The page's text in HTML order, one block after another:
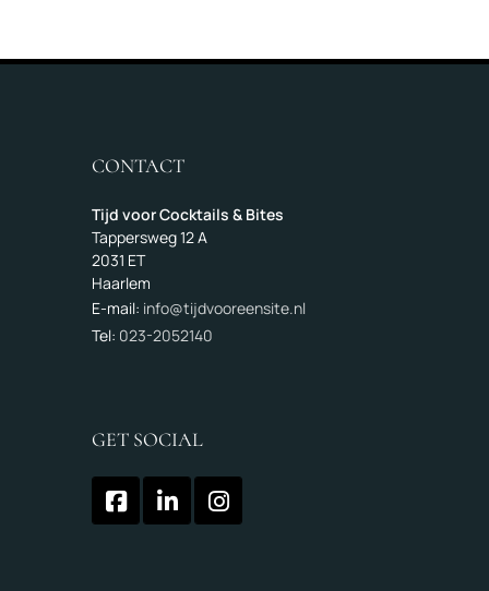
CONTACT
Tijd voor Cocktails & Bites
Tappersweg 12 A
2031 ET
Haarlem
E-mail: info@tijdvooreensite.nl
Tel: 023-2052140
GET SOCIAL